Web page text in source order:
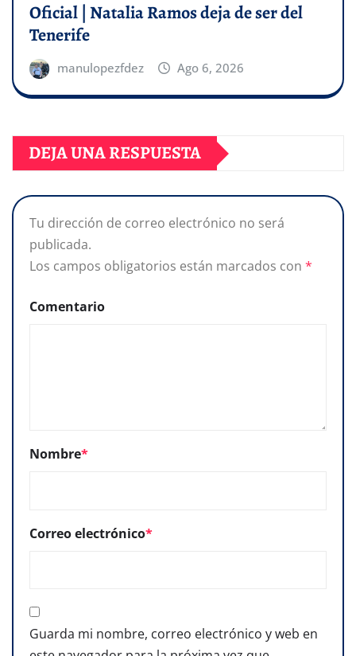
Oficial | Natalia Ramos deja de ser del
Tenerife
manulopezfdez Ago 6, 2026
DEJA UNA RESPUESTA
Tu dirección de correo electrónico no será
publicada.
Los campos obligatorios están marcados con *
Comentario
Nombre*
Correo electrónico*
Guarda mi nombre, correo electrónico y web en